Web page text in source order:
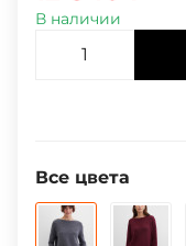
В наличии
Все цвета